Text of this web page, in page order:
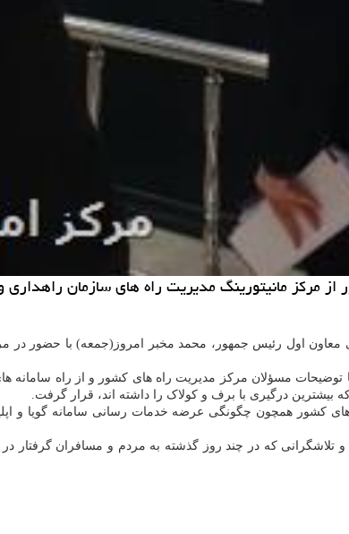
مرکز مانیتورینگ مدیریت راه های سازمان
معاون اول رئیس جمهور، محمد مخبر امروز(جمعه) با حضور
توضیحات مسؤلان مرکز مدیریت راه های کشور و از راه
بیشترین درگیری با برف و کولاک را داشته اند، قرار گرفت.
تلاشگرانی که در چند روز گذشته به مردم و مسافران